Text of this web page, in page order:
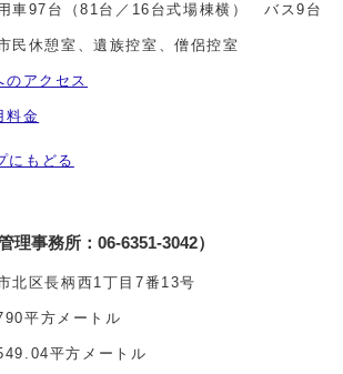
車97台（81台／16台式場棟横） バス9台
休憩室、遺族控室、僧侶控室
のアクセス
料金
にもどる
理事務所：06-6351-3042）
北区長柄西1丁目7番13号
平方メートル
平方メートル